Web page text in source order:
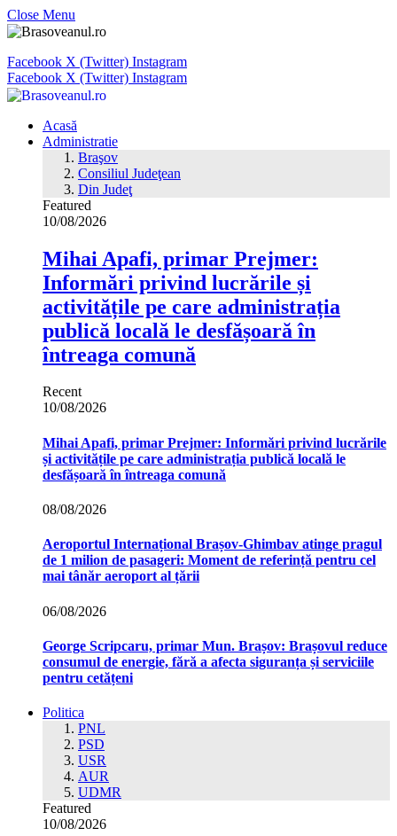
Close Menu
Facebook X (Twitter) Instagram
Facebook X (Twitter) Instagram
Acasă
Administratie
Braşov
Consiliul Judeţean
Din Judeţ
Featured
10/08/2026
Mihai Apafi, primar Prejmer:
Informări privind lucrările și
activitățile pe care administrația
publică locală le desfășoară în
întreaga comună
Recent
10/08/2026
Mihai Apafi, primar Prejmer: Informări privind lucrările
și activitățile pe care administrația publică locală le
desfășoară în întreaga comună
08/08/2026
Aeroportul Internațional Brașov‑Ghimbav atinge pragul
de 1 milion de pasageri: Moment de referință pentru cel
mai tânăr aeroport al țării
06/08/2026
George Scripcaru, primar Mun. Brașov: Brașovul reduce
consumul de energie, fără a afecta siguranța și serviciile
pentru cetățeni
Politica
PNL
PSD
USR
AUR
UDMR
Featured
10/08/2026